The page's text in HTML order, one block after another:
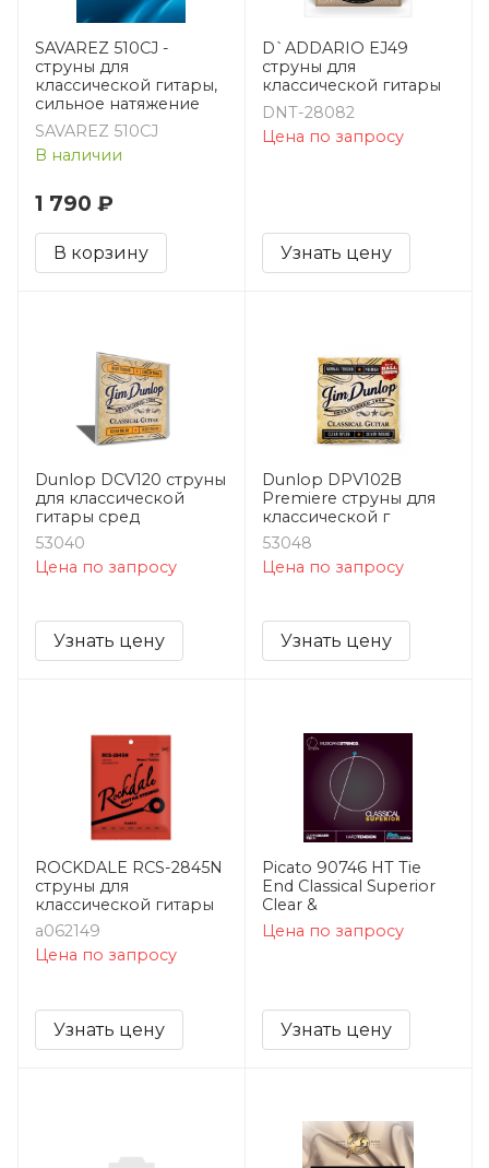
SAVAREZ 510CJ -
струны для
классической гитары,
сильное натяжение
SAVAREZ 510CJ
В наличии
1 790 ₽
В корзину
D`ADDARIO EJ49
струны для
классической гитары
DNT-28082
Цена по запросу
Узнать цену
Dunlop DCV120 струны
для классической
гитары сред
53040
Цена по запросу
Узнать цену
Dunlop DPV102B
Premiere струны для
классической г
53048
Цена по запросу
Узнать цену
ROCKDALE RCS-2845N
струны для
классической гитары
a062149
Цена по запросу
Узнать цену
Picato 90746 HT Tie
End Classical Superior
Clear &
Цена по запросу
Узнать цену